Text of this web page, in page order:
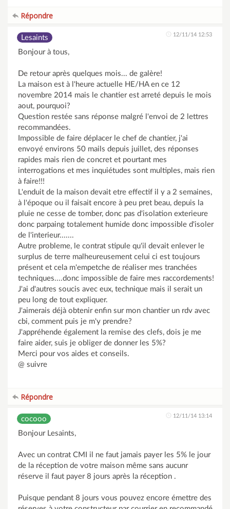
Répondre
Lesaints 12/11/14 12:53
Bonjour à tous,
De retour après quelques mois... de galère!
La maison est à l'heure actuelle HE/HA en ce 12
novembre 2014 mais le chantier est arreté depuis le mois
aout, pourquoi?
Question restée sans réponse malgré l'envoi de 2 lettres
recommandées.
Impossible de faire déplacer le chef de chantier, j'ai
envoyé environs 50 mails depuis juillet, des réponses
rapides mais rien de concret et pourtant mes
interrogations et mes inquiétudes sont multiples, mais rien
à faire!!!
L'enduit de la maison devait etre effectif il y a 2 semaines,
à l'époque ou il faisait encore à peu pret beau, depuis la
pluie ne cesse de tomber, donc pas d'isolation exterieure
donc parpaing totalement humide donc impossible d'isoler
de l'interieur.......
Autre probleme, le contrat stipule qu'il devait enlever le
surplus de terre malheureusement celui ci est toujours
présent et cela m'empetche de réaliser mes tranchées
techniques....donc impossible de faire mes raccordements!
J'ai d'autres soucis avec eux, technique mais il serait un
peu long de tout expliquer.
J'aimerais déjà obtenir enfin sur mon chantier un rdv avec
cbi, comment puis je m'y prendre?
J'appréhende également la remise des clefs, dois je me
faire aider, suis je obliger de donner les 5%?
Merci pour vos aides et conseils.
@ suivre
Répondre
cocooo 12/11/14 13:14
Bonjour Lesaints,
Avec un contrat CMI il ne faut jamais payer les 5% le jour
de la réception de votre maison même sans aucunr
réserve il faut payer 8 jours après la réception .
Puisque pendant 8 jours vous pouvez encore émettre des